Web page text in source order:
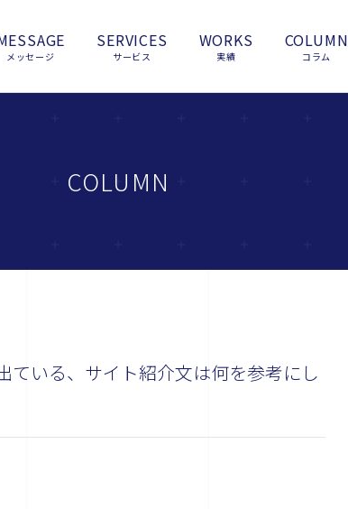
メッセージ
SERVICES
サービス
WORKS
実績
COLUMN
コラム
COLUMN
ている、サイト紹介文は何を参考にし